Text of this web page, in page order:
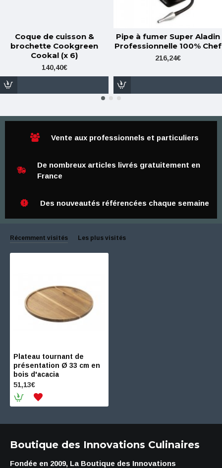
Coque de cuisson &
brochette Cookgreen
Cookal (x 6)
140,40€
Pipe à fumer Super Aladin
Professionnelle 100% Chef
216,24€
Vente aux professionnels et particuliers
De nombreux articles livrés gratuitement en
France
Des nouveautés référencées chaque semaine
Récemment visités Les plus visités
Plateau tournant de
présentation Ø 33 cm en
bois d'acacia
51,13€
Boutique des Innovations Culinaires
Fondée en 2009, La Boutique des Innovations